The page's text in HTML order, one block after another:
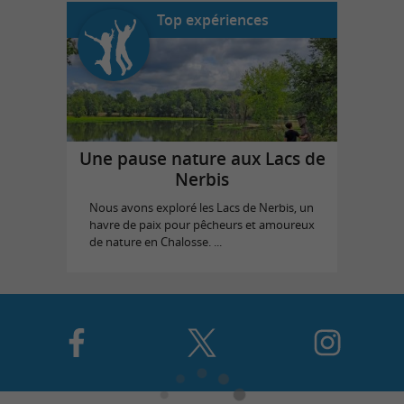
Top expériences
Une pause nature aux Lacs de
Nerbis
Nous avons exploré les Lacs de Nerbis, un
havre de paix pour pêcheurs et amoureux
de nature en Chalosse. ...